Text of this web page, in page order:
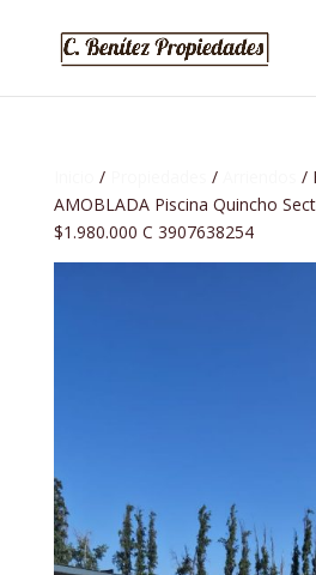
/ /
/
AMOBLADA Piscina Quincho
$1.980.000 C 3907638254